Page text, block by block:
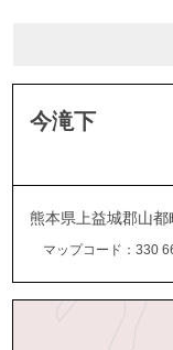
今滝下
熊本県上益城郡山都
マップコード：330